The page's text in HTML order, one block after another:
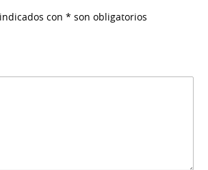
con * son obligatorios